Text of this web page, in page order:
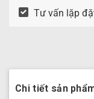
Tư vấn lặp
Chi tiết sản